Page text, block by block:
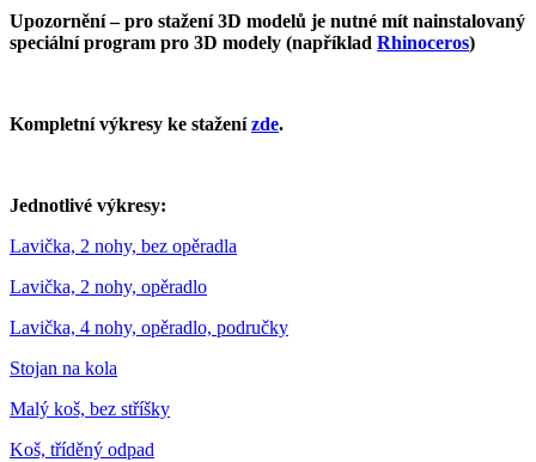
Upozornění – pro stažení 3D modelů je nutné mít nainstalovaný
speciální program pro 3D modely (například Rhinoceros)
Kompletní výkresy ke staženízde.
Jednotlivé výkresy:
Lavička, 2 nohy, bez opěradla
Lavička, 2 nohy, opěradlo
Lavička, 4 nohy, opěradlo, područky
Stojan na kola
Malý koš, bez stříšky
Koš, tříděný odpad